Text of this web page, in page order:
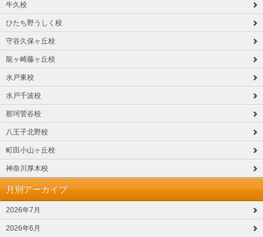
牛久校
ひたち野うしく校
守谷久保ヶ丘校
龍ヶ崎藤ヶ丘校
水戸東校
水戸千波校
那珂菅谷校
八王子北野校
町田小山ヶ丘校
神奈川厚木校
月別アーカイブ
2026年7月
2026年6月